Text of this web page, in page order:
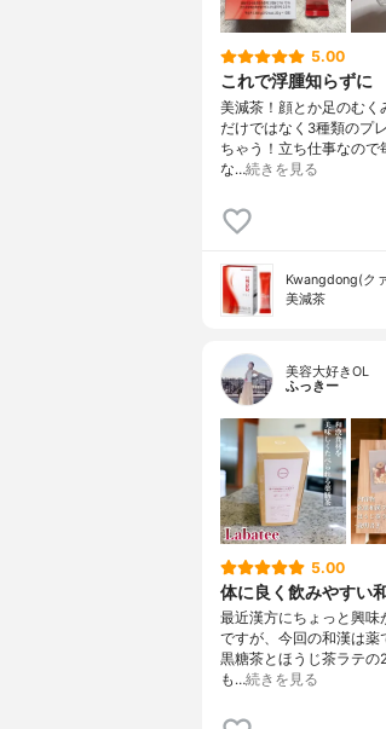
5.00
これで浮腫知らずに
美減茶！顔とか足のむ
だけではなく3種類のプ
ちゃう！立ち仕事なの
な…続きを見る
Kwangdong(ク
美減茶
美容大好きOL
ふっきー
5.00
体に良く飲みやすい
最近漢方にちょっと興
ですが、今回の和漢は
黒糖茶とほうじ茶ラテ
も…続きを見る